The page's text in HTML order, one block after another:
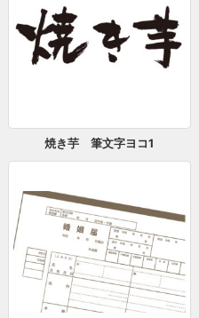
焼き芋 筆文字ヨコ1